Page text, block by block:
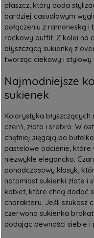
płaszcz, który doda
bardziej casualowym
połączeniu z ramoneską
rockowy outfit. Z kolei na
błyszczącą sukienkę z
tworząc ciekawy i stylowy
Najmodniejsze
sukienek
Kolorystyka
czerń, złoto i srebro. W
chętniej sięgają po
pastelowe odcienie, które
niezwykle elegancko.
ponadczasowy klasyk,
natomiast sukienki złote i
kobiet, które chcą dodać
charakteru. Jeśli szukasz
czerwona sukienka
dodając pewności siebie